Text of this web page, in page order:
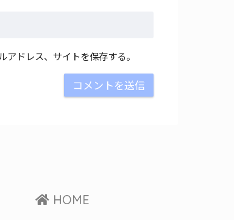
ドレス、サイトを保存する。
HOME